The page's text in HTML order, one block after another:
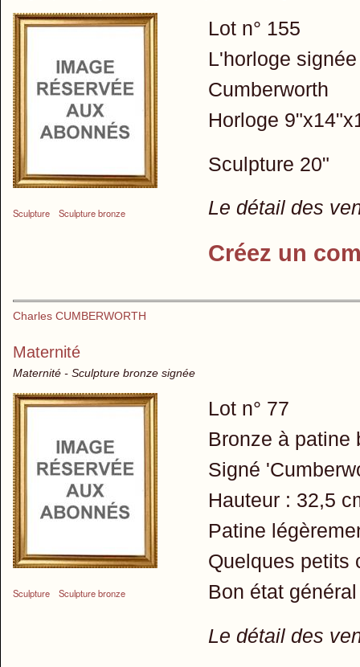
Sculpture Sculpture bronze
Lot n° 155
L'horloge
Cumberworth
Horloge
Sculpture 20"
Le détail des
Créez un
Charles CUMBERWORTH
Maternité
Maternité - Sculpture bronze signée
Sculpture Sculpture bronze
Lot n° 77
Bronze à patine
Signé
Hauteur : 32,5
Patine
Quelques petits
Bon état
Le détail des